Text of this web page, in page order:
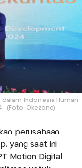
dalam Indonesia Human
(Foto: Okezone)
perusahaan
yang saat ini
Motion Digital